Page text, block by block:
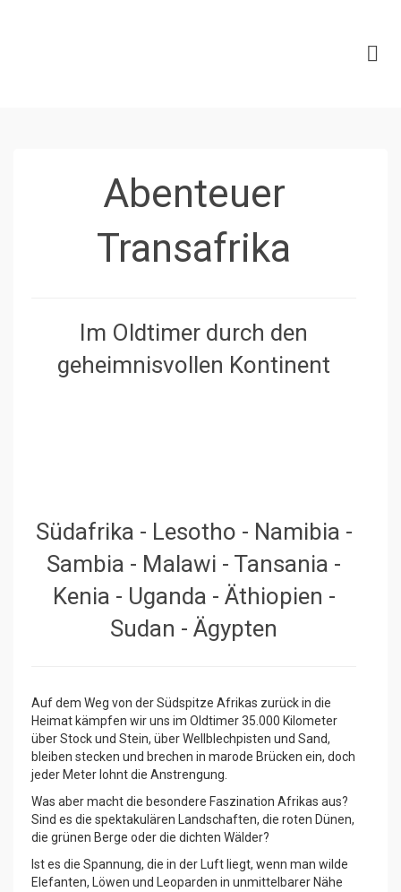
Abenteuer
Transafrika
Im Oldtimer durch den
geheimnisvollen Kontinent
Südafrika - Lesotho - Namibia -
Sambia - Malawi - Tansania -
Kenia - Uganda - Äthiopien -
Sudan - Ägypten
Auf dem Weg von der Südspitze Afrikas zurück in die
Heimat kämpfen wir uns im Oldtimer 35.000 Kilometer
über Stock und Stein, über Wellblechpisten und Sand,
bleiben stecken und brechen in marode Brücken ein, doch
jeder Meter lohnt die Anstrengung.
Was aber macht die besondere Faszination Afrikas aus?
Sind es die spektakulären Landschaften, die roten Dünen,
die grünen Berge oder die dichten Wälder?
Ist es die Spannung, die in der Luft liegt, wenn man wilde
Elefanten, Löwen und Leoparden in unmittelbarer Nähe